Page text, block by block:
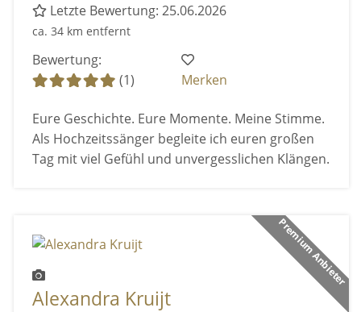
Letzte Bewertung: 25.06.2026
ca. 34 km entfernt
Bewertung:
(1)
Merken
Eure Geschichte. Eure Momente. Meine Stimme.
Als Hochzeitssänger begleite ich euren großen
Tag mit viel Gefühl und unvergesslichen Klängen.
Premium Anbieter
Alexandra Kruijt